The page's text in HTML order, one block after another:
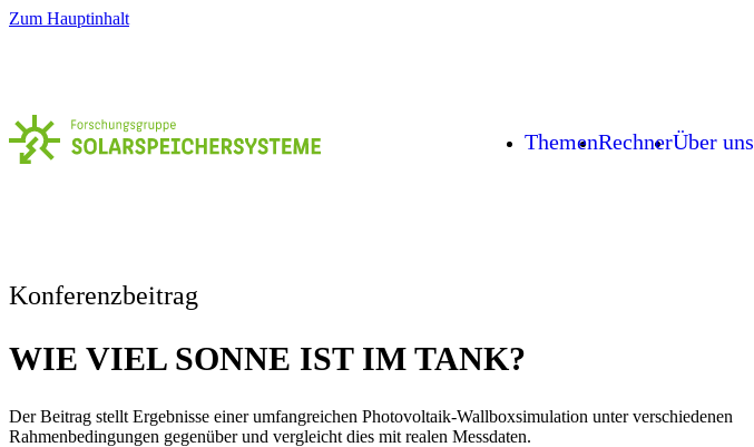
Zum Hauptinhalt
ThemenRechnerÜber uns
Konferenzbeitrag
WIE VIEL SONNE IST IM TANK?
Der Beitrag stellt Ergebnisse einer umfangreichen Photovoltaik-Wallboxsimulation unter verschiedenen
Rahmenbedingungen gegenüber und vergleicht dies mit realen Messdaten.